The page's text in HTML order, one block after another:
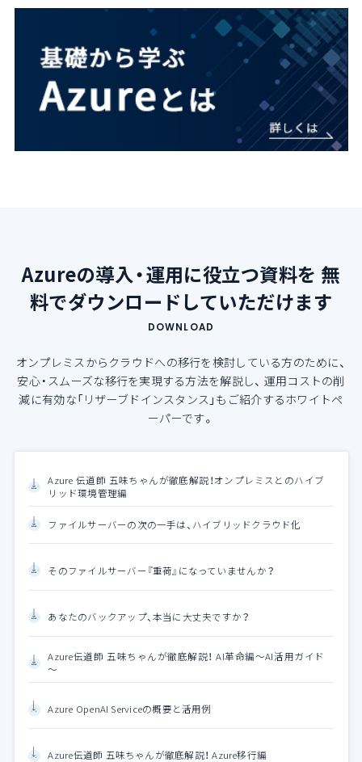
Azureの導入・運用に役立つ資料を 無
料でダウンロードしていただけます
DOWNLOAD
オンプレミスからクラウドへの移行を検討している方のために、
安心・スムーズな移行を実現する方法を解説し、 運用コストの削
減に有効な「リザーブドインスタンス」もご紹介するホワイトペ
ーパーです。
Azure 伝道師 五味ちゃんが徹底解説！オンプレミスとのハイブ
リッド環境管理編
ファイルサーバーの次の一手は、ハイブリッドクラウド化
そのファイルサーバー『重荷』になっていませんか？
あなたのバックアップ、本当に大丈夫ですか？
Azure伝道師 五味ちゃんが徹底解説！ AI革命編～AI活用ガイド
～
Azure OpenAI Serviceの概要と活用例
Azure伝道師 五味ちゃんが徹底解説！ Azure移行編